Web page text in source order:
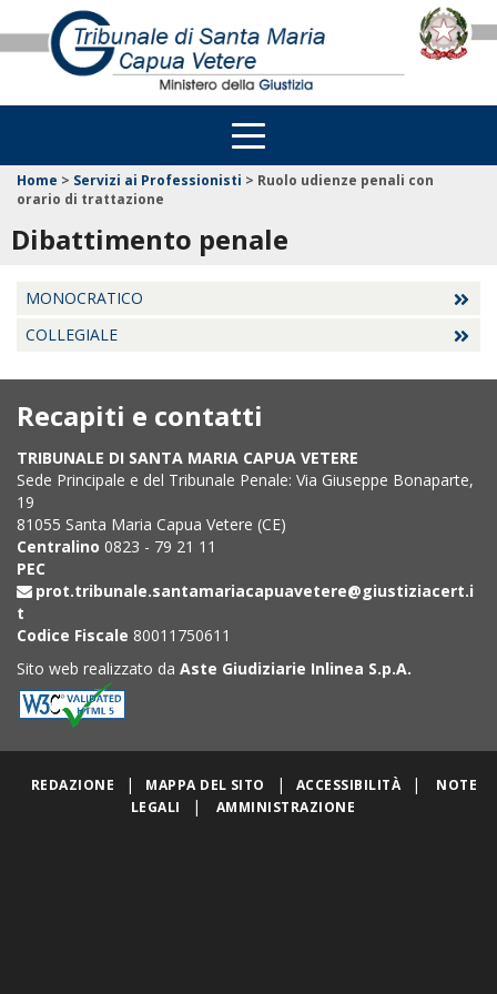
Home > Servizi ai Professionisti > Ruolo udienze penali con
orario di trattazione
Dibattimento penale
MONOCRATICO
COLLEGIALE
Recapiti e contatti
TRIBUNALE DI SANTA MARIA CAPUA VETERE
Sede Principale e del Tribunale Penale: Via Giuseppe Bonaparte,
19
81055 Santa Maria Capua Vetere (CE)
Centralino 0823 - 79 21 11
PEC
prot.tribunale.santamariacapuavetere@giustiziacert.i
t
Codice Fiscale 80011750611
Sito web realizzato da Aste Giudiziarie Inlinea S.p.A.
REDAZIONE | MAPPA DEL SITO | ACCESSIBILITÀ |
NOTE
LEGALI
| AMMINISTRAZIONE